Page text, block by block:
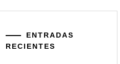
ENTRADAS
RECIENTES